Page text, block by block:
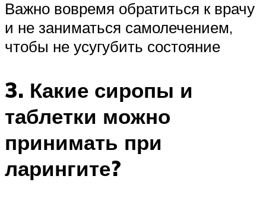
Важно вовремя обратиться к врачу
и не заниматься самолечением,
чтобы не усугубить состояние
3. Какие сиропы и
таблетки можно
принимать при
ларингите?